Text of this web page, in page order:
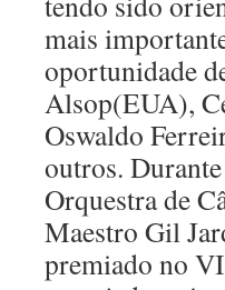
mais
oportunidade
Alsop(EUA),
Oswaldo
outros.
Orquestra de
Maestro Gil
premiado no